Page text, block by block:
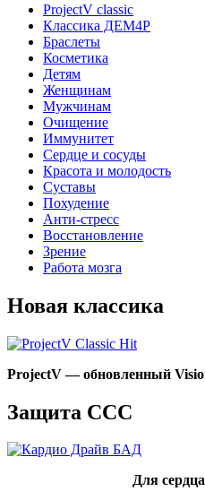
ProjectV classic
Классика ДЕМ4Р
Браслеты
Косметика
Детям
Женщинам
Мужчинам
Очищение
Иммунитет
Сердце и сосуды
Красота и молодость
Суставы
Похудение
Анти-стресс
Восстановление
Зрение
Работа мозга
Новая классика
ProjectV — обновленный
Защита ССС
Для